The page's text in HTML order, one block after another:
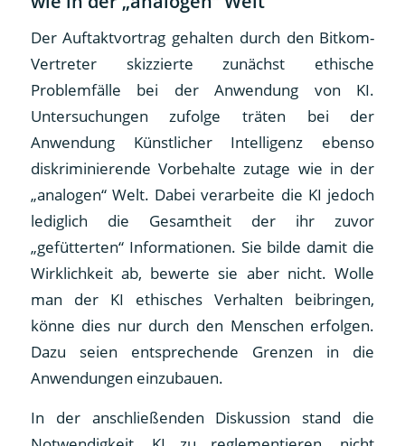
Der Auftaktvortrag gehalten durch den Bitkom-
Vertreter skizzierte zunächst ethische
Problemfälle bei der Anwendung von KI.
Untersuchungen zufolge träten bei der
Anwendung Künstlicher Intelligenz ebenso
diskriminierende Vorbehalte zutage wie in der
„analogen“ Welt. Dabei verarbeite die KI jedoch
lediglich die Gesamtheit der ihr zuvor
„gefütterten“ Informationen. Sie bilde damit die
Wirklichkeit ab, bewerte sie aber nicht. Wolle
man der KI ethisches Verhalten beibringen,
könne dies nur durch den Menschen erfolgen.
Dazu seien entsprechende Grenzen in die
Anwendungen einzubauen.
In der anschließenden Diskussion stand die